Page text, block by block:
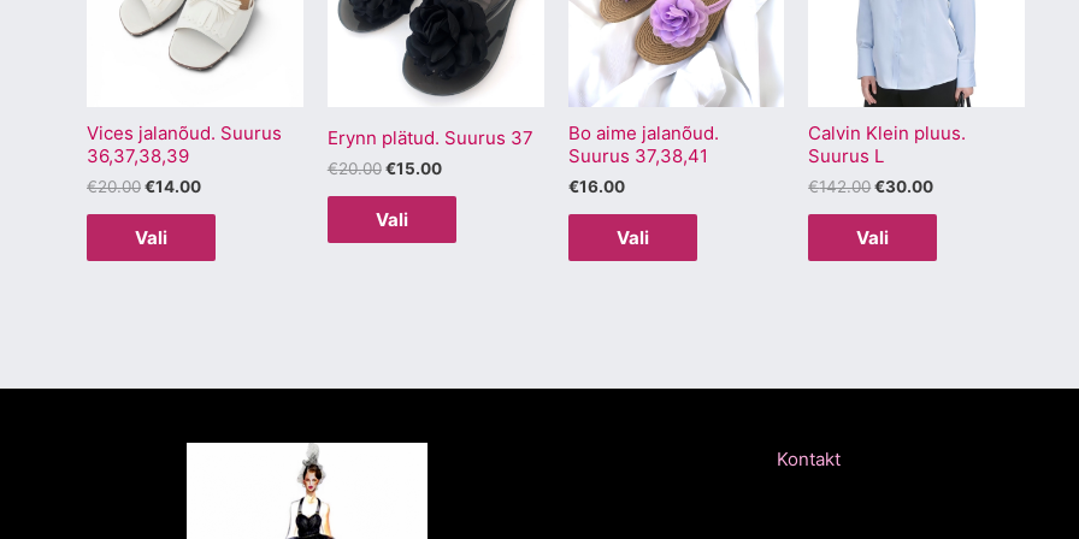
Vices jalanõud. Suurus
36,37,38,39
€20.00€14.00
Vali
varianti.
Valikuid
teha
Erynn plätud. Suurus 37
€20.00 €15.00
Vali
varianti.
Valikuid
saab
teha
Bo aime jalanõud.
Suurus 37,38,41
€16.00
Vali
varianti.
Valikuid
saab
teha
tootelehel.
Calvin Klein pluus.
Suurus L
€142.00 €30.00
Vali
varianti.
Valikuid
saab
teha
Kontakt